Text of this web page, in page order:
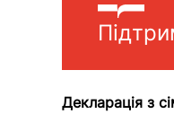
Декларація з